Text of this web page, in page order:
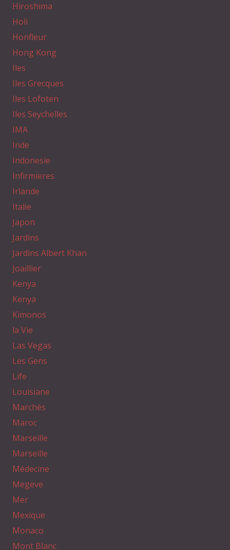
Hiroshima
Holi
Honfleur
Hong Kong
Iles
Iles Grecques
Iles Lofoten
Iles Seychelles
IMA
Inde
Indonesie
Infirmieres
Irlande
Italie
Japon
Jardins
Jardins Albert Khan
Joaillier
Kenya
Kenya
Kimonos
la Vie
Las Vegas
Les Gens
Life
Louisiane
Marchés
Maroc
Marseille
Marseille
Médecine
Megeve
Mer
Mexique
Monaco
Mont Blanc